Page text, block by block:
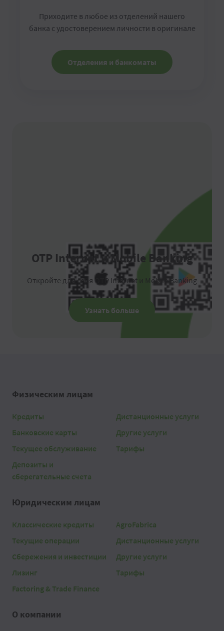
Приходите в любое из отделений нашего
банка с удостоверением личности в оригинале
Отделения и банкоматы
OTP Internet и Mobile Banking
Откройте для себя OTP Internet и Mobile Banking
Узнать больше
Физическим лицам
Кредиты
Банковские карты
Текущее обслуживание
Депозиты и
сберегательные счета
Дистанционные услуги
Другие услуги
Тарифы
Юридическим лицам
Классические кредиты
Текущие операции
Сбережения и инвестиции
Лизинг
Factoring & Trade Finance
AgroFabrica
Дистанционные услуги
Другие услуги
Тарифы
О компании